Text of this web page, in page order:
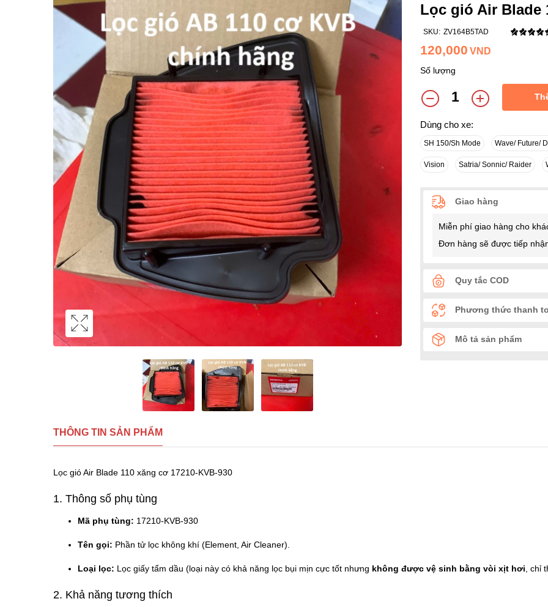
Lọc gió Air Blade
SKU: ZV164B5TAD
120,000 VND
Số lượng
Dùng cho xe:
SH 150/Sh Mode Wave/ Future/
Vision Satria/ Sonnic/ Raider
Giao hàng
Miễn phí giao hàng cho
Đơn hàng sẽ được tiếp
Quy tắc COD
Phương thức thanh
Mô tả sản phẩm
THÔNG TIN SẢN PHẨM
Lọc gió Air Blade 110 xăng cơ 17210-KVB-930
1. Thông số phụ tùng
Mã phụ tùng: 17210-KVB-930
Tên gọi: Phần tử lọc không khí (Element, Air Cleaner).
Loại lọc: Lọc giấy tẩm dầu (loại này có khả năng lọc bụi mịn cực tốt nhưng không được vệ sinh bằng vòi xịt hơi , chỉ
2. Khả năng tương thích